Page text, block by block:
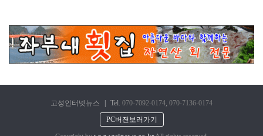
고성인터넷뉴스 Tel. 070-7092-0174, 070-7136-0174
PC버젼보러가기